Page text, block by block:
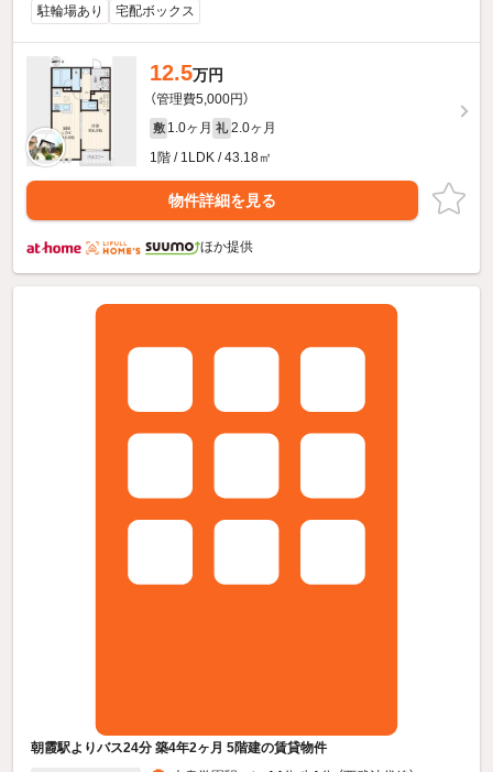
駐輪場あり 宅配ボックス
12.5万円
（管理費5,000円）
敷 1.0ヶ月 礼 2.0ヶ月
1階 / 1LDK / 43.18㎡
物件詳細を見る
ほか提供
朝霞駅よりバス24分 築4年2ヶ月 5階建の賃貸物件